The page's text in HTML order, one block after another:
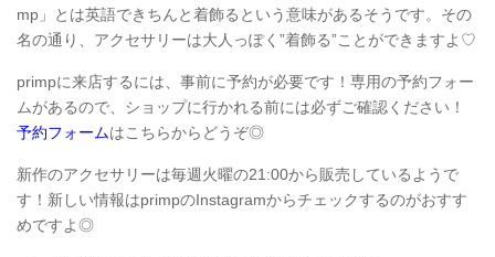
mp」とは英語できちんと着飾るという意味があるそうです。その
名の通り、アクセサリーは大人っぽく”着飾る”ことができますよ♡
primpに来店するには、事前に予約が必要です！専用の予約フォー
ムがあるので、ショップに行かれる前には必ずご確認ください！
予約フォームはこちらからどうぞ◎
新作のアクセサリーは毎週火曜の21:00から販売しているようで
す！新しい情報はprimpのInstagramからチェックするのがおすす
めですよ◎